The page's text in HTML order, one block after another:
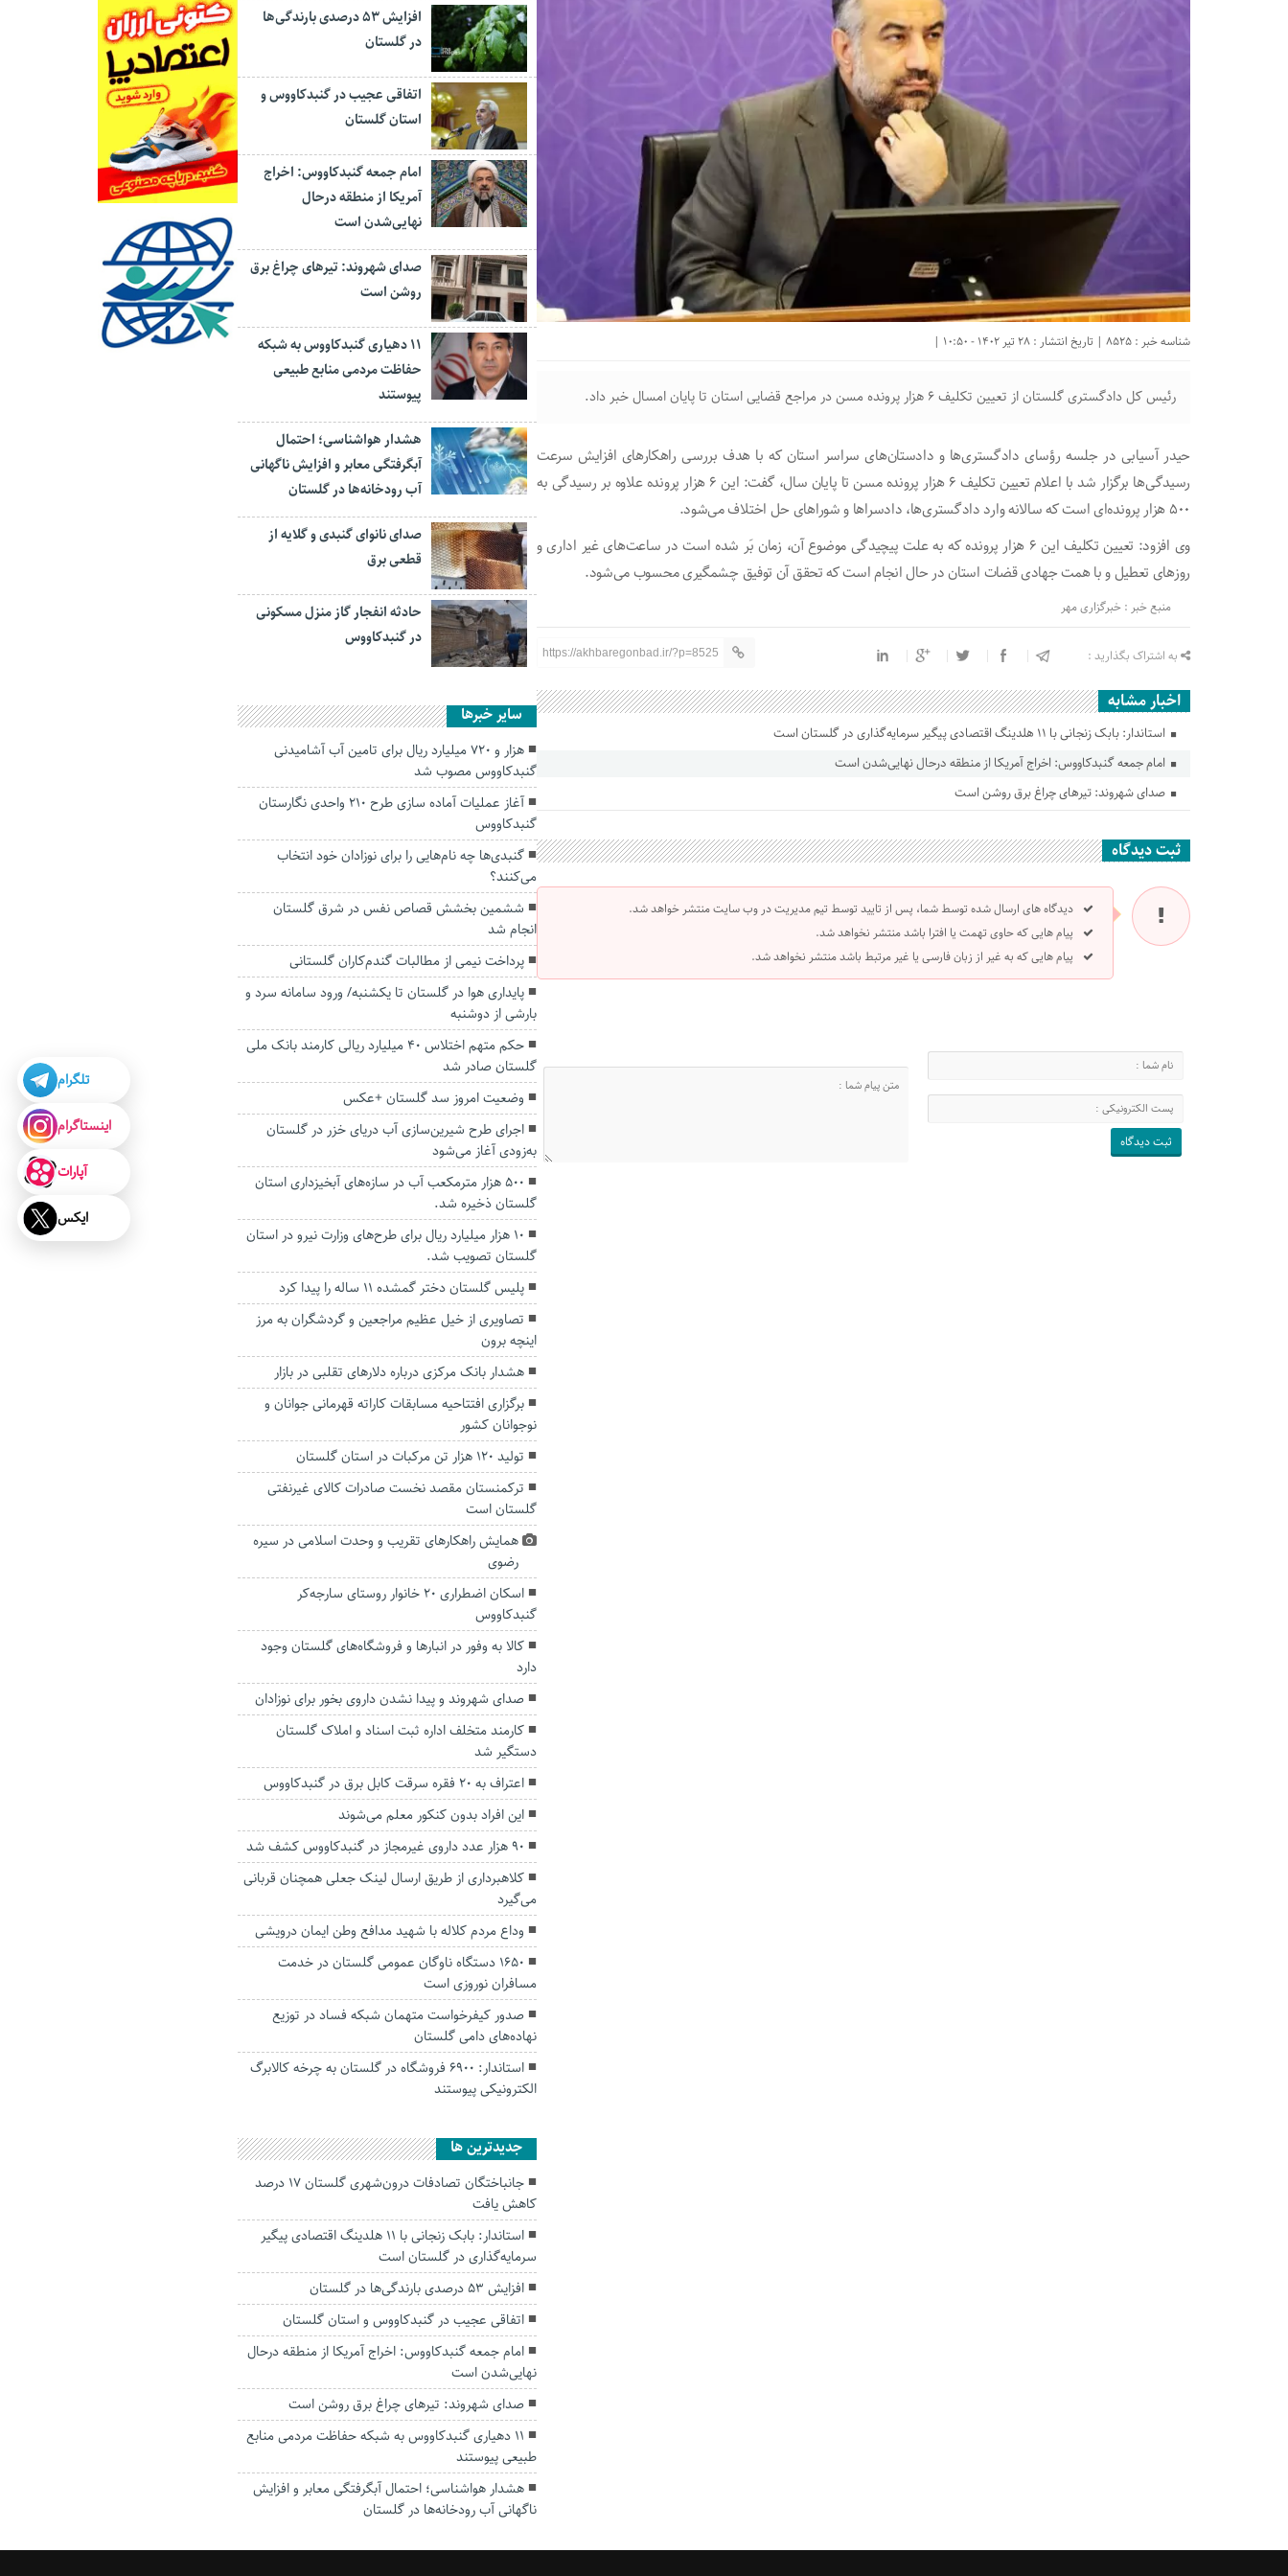
شناسه خبر : 8525 | تاریخ انتشار : 28 تیر 1402 - 10:50 |
رئیس کل دادگستری گلستان از تعیین تکلیف ۶ هزار پرونده مسن در مراجع قضایی استان تا پایان امسال خبر داد.
حیدر آسیابی در جلسه رؤسای دادگستری‌ها و دادستان‌های سراسر استان که با هدف بررسی راهکارهای افزایش سرعت
رسیدگی‌ها برگزار شد با اعلام تعیین تکلیف ۶ هزار پرونده مسن تا پایان سال، گفت: این ۶ هزار پرونده علاوه بر رسیدگی به
۵۰۰ هزار پرونده‌ای است که سالانه وارد دادگستری‌ها، دادسراها و شوراهای حل اختلاف می‌شود.
وی افزود: تعیین تکلیف این ۶ هزار پرونده که به علت پیچیدگی موضوع آن، زمان بَر شده است در ساعت‌های غیر اداری و
روزهای تعطیل و با همت جهادی قضات استان در حال انجام است که تحقق آن توفیق چشمگیری محسوب می‌شود.
منبع خبر : خبرگزاری مهر
به اشتراک بگذارید : https://akhbaregonbad.ir/?p=8525
اخبار مشابه
استاندار: بابک زنجانی با ۱۱ هلدینگ اقتصادی پیگیر سرمایه‌گذاری در گلستان است
امام جمعه گنبدکاووس: اخراج آمریکا از منطقه درحال نهایی‌شدن است
صدای شهروند: تیرهای چراغ برق روشن است
ثبت دیدگاه
دیدگاه های ارسال شده توسط شما، پس از تایید توسط تیم مدیریت در وب سایت منتشر خواهد شد.
پیام هایی که حاوی تهمت یا افترا باشد منتشر نخواهد شد.
پیام هایی که به غیر از زبان فارسی یا غیر مرتبط باشد منتشر نخواهد شد.
افزایش ۵۳ درصدی بارندگی‌ها
در گلستان
اتفاقی عجیب در‌ گنبدکاووس و
استان گلستان
امام جمعه گنبدکاووس: اخراج
آمریکا از منطقه درحال
نهایی‌شدن است
صدای شهروند: تیرهای چراغ برق
روشن است
۱۱ دهیاری گنبدکاووس به شبکه
حفاظت مردمی منابع طبیعی
پیوستند
هشدار هواشناسی؛ احتمال
آبگرفتگی معابر و افزایش ناگهانی
آب رودخانه‌ها در گلستان
صدای نانوای گنبدی و گلایه از
قطعی برق
حادثه انفجار گاز منزل مسکونی
در گنبدکاووس
سایر خبرها
هزار و ۷۲۰ میلیارد ریال برای تامین آب آشامیدنی
گنبدکاووس مصوب شد
آغاز عملیات آماده سازی طرح ۲۱۰ واحدی نگارستان
گنبدکاووس
گنبدی‌ها چه نام‌هایی را برای نوزادان خود انتخاب
می‌کنند؟
ششمین بخشش قصاص نفس در شرق گلستان
انجام شد
پرداخت نیمی از مطالبات گندم‌کاران گلستانی
پایداری هوا در گلستان تا یکشنبه/ ورود سامانه سرد و
بارشی از دوشنبه
حکم متهم اختلاس ۴۰ میلیارد ریالی کارمند بانک ملی
گلستان صادر شد
وضعیت امروز سد گلستان +عکس
اجرای طرح شیرین‌سازی آب دریای خزر در گلستان
به‌زودی آغاز می‌شود
۵۰۰ هزار مترمکعب آب در سازه‌های آبخیزداری استان
گلستان ذخیره شد.
۱۰ هزار میلیارد ریال برای طرح‌های وزارت نیرو در استان
گلستان تصویب شد.
پلیس گلستان دختر گمشده ۱۱ ساله را پیدا کرد
تصاویری از خیل عظیم مراجعین و گردشگران به مرز
اینچه برون
هشدار بانک مرکزی درباره دلارهای تقلبی در بازار
برگزاری افتتاحیه مسابقات کاراته قهرمانی جوانان و
نوجوانان کشور
تولید ۱۲۰ هزار تن مرکبات در استان گلستان
ترکمنستان مقصد نخست صادرات کالای غیرنفتی
گلستان است
همایش راهکارهای تقریب و وحدت اسلامی در سیره
رضوی
اسکان اضطراری ۲۰ خانوار روستای سارجه‌کر
گنبدکاووس
کالا به وفور در انبار‌ها و فروشگاه‌های گلستان وجود
دارد
صدای شهروند و پیدا نشدن داروی بخور برای نوزادان
کارمند متخلف اداره ثبت اسناد و املاک گلستان
دستگیر شد
اعتراف به 20 فقره سرقت كابل برق در گنبدكاووس
این افراد بدون کنکور معلم می‌شوند
۹۰ هزار عدد داروی غیرمجاز در گنبدکاووس کشف شد
کلاهبرداری از طریق ارسال لینک جعلی همچنان قربانی
می‌گیرد
وداع مردم کلاله با شهید مدافع وطن ایمان درویشی
۱۶۵۰ دستگاه ناوگان عمومی گلستان در خدمت
مسافران نوروزی است
صدور کیفرخواست متهمان شبکه فساد در توزیع
نهاده‌های دامی گلستان
استاندار: ۶۹۰۰ فروشگاه در گلستان به چرخه کالابرگ
الکترونیکی پیوستند
جديدترين ها
جانباختگان تصادفات درون‌شهری گلستان ۱۷ درصد
کاهش یافت
استاندار: بابک زنجانی با ۱۱ هلدینگ اقتصادی پیگیر
سرمایه‌گذاری در گلستان است
افزایش ۵۳ درصدی بارندگی‌ها در گلستان
اتفاقی عجیب در‌ گنبدکاووس و استان گلستان
امام جمعه گنبدکاووس: اخراج آمریکا از منطقه درحال
نهایی‌شدن است
صدای شهروند: تیرهای چراغ برق روشن است
۱۱ دهیاری گنبدکاووس به شبکه حفاظت مردمی منابع
طبیعی پیوستند
هشدار هواشناسی؛ احتمال آبگرفتگی معابر و افزایش
ناگهانی آب رودخانه‌ها در گلستان
تلگرام
اینستاگرام
آپارات
ایکس